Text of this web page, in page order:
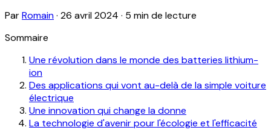
ParRomain· 26 avril 2024 · 5 min de lecture
Sommaire
Une révolution dans le monde des batteries lithium-
ion
Des applications qui vont au-delà de la simple voiture
électrique
Une innovation qui change la donne
La technologie d'avenir pour l'écologie et l'efficacité